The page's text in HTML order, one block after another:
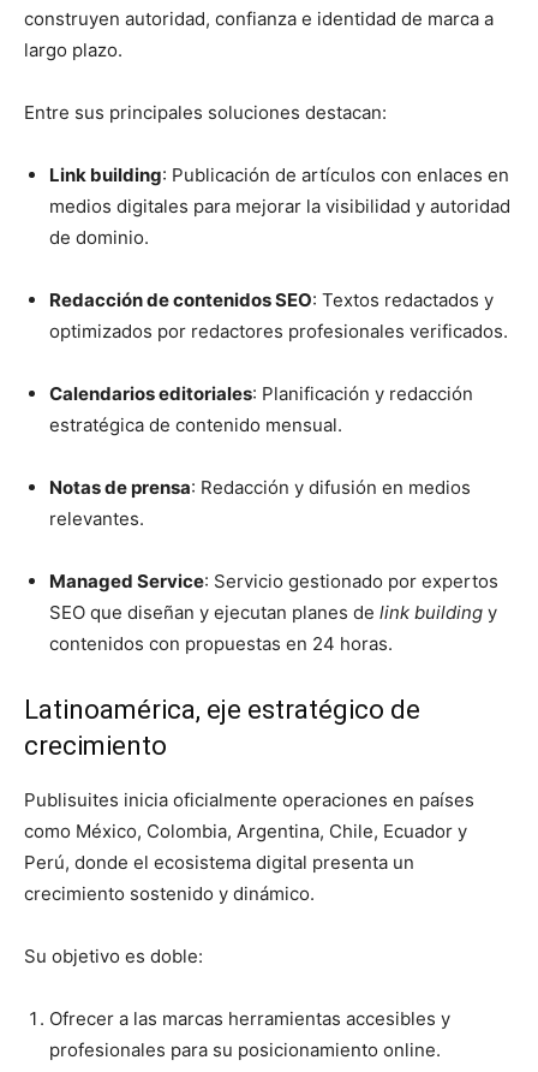
construyen autoridad, confianza e identidad de marca a
largo plazo.
Entre sus principales soluciones destacan:
Link building: Publicación de artículos con enlaces en
medios digitales para mejorar la visibilidad y autoridad
de dominio.
Redacción de contenidos SEO: Textos redactados y
optimizados por redactores profesionales verificados.
Calendarios editoriales: Planificación y redacción
estratégica de contenido mensual.
Notas de prensa: Redacción y difusión en medios
relevantes.
Managed Service: Servicio gestionado por expertos
SEO que diseñan y ejecutan planes de link building y
contenidos con propuestas en 24 horas.
Latinoamérica, eje estratégico de
crecimiento
Publisuites inicia oficialmente operaciones en países
como México, Colombia, Argentina, Chile, Ecuador y
Perú, donde el ecosistema digital presenta un
crecimiento sostenido y dinámico.
Su objetivo es doble:
Ofrecer a las marcas herramientas accesibles y
profesionales para su posicionamiento online.